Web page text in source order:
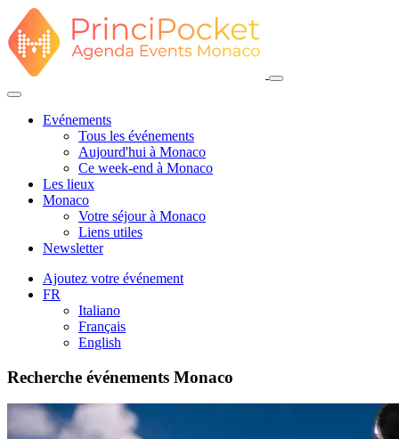
Evénements
Tous les événements
Aujourd'hui à Monaco
Ce week-end à Monaco
Les lieux
Monaco
Votre séjour à Monaco
Liens utiles
Newsletter
Ajoutez votre événement
FR
Italiano
Français
English
Recherche événements Monaco